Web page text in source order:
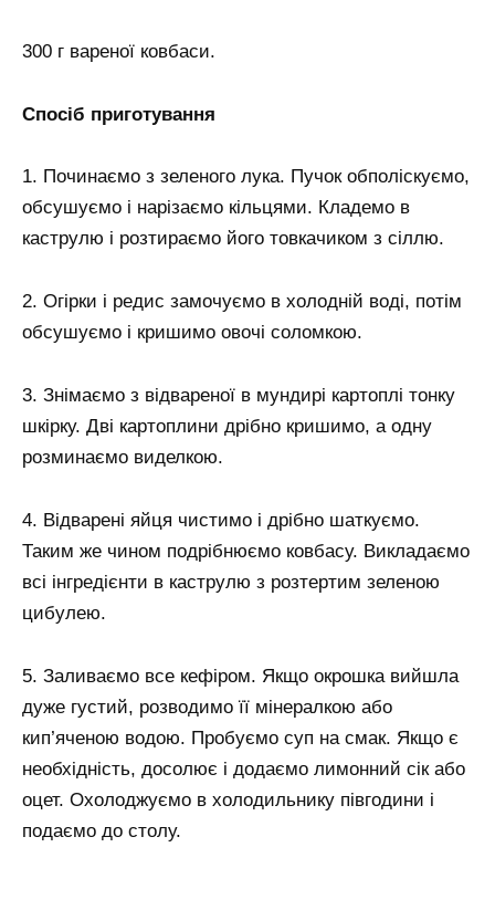
300 г вареної ковбаси.
Спосіб приготування
1. Починаємо з зеленого лука. Пучок обполіскуємо,
обсушуємо і нарізаємо кільцями. Кладемо в
каструлю і розтираємо його товкачиком з сіллю.
2. Огірки і редис замочуємо в холодній воді, потім
обсушуємо і кришимо овочі соломкою.
3. Знімаємо з відвареної в мундирі картоплі тонку
шкірку. Дві картоплини дрібно кришимо, а одну
розминаємо виделкою.
4. Відварені яйця чистимо і дрібно шаткуємо.
Таким же чином подрібнюємо ковбасу. Викладаємо
всі інгредієнти в каструлю з розтертим зеленою
цибулею.
5. Заливаємо все кефіром. Якщо окрошка вийшла
дуже густий, розводимо її мінералкою або
кип’яченою водою. Пробуємо суп на смак. Якщо є
необхідність, досолює і додаємо лимонний сік або
оцет. Охолоджуємо в холодильнику півгодини і
подаємо до столу.